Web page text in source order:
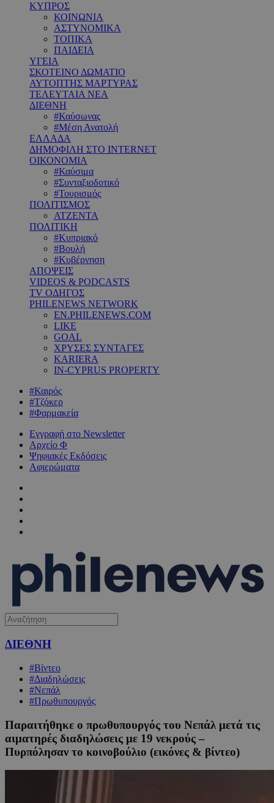
ΚΥΠΡΟΣ
ΚΟΙΝΩΝΙΑ
ΑΣΤΥΝΟΜΙΚΑ
ΤΟΠΙΚΑ
ΠΑΙΔΕΙΑ
ΥΓΕΙΑ
ΣΚΟΤΕΙΝΟ ΔΩΜΑΤΙΟ
ΑΥΤΟΠΤΗΣ ΜΑΡΤΥΡΑΣ
ΤΕΛΕΥΤΑΙΑ ΝΕΑ
ΔΙΕΘΝΗ
#Καύσωνας
#Μέση Ανατολή
ΕΛΛΑΔΑ
ΔΗΜΟΦΙΛΗ ΣΤΟ INTERNET
ΟΙΚΟΝΟΜΙΑ
#Καύσιμα
#Συνταξιοδοτικό
#Τουρισμός
ΠΟΛΙΤΙΣΜΟΣ
ΑΤΖΕΝΤΑ
ΠΟΛΙΤΙΚΗ
#Κυπριακό
#Βουλή
#Κυβέρνηση
ΑΠΟΨΕΙΣ
VIDEOS & PODCASTS
TV ΟΔΗΓΟΣ
PHILENEWS NETWORK
EN.PHILENEWS.COM
LIKE
GOAL
ΧΡΥΣΕΣ ΣΥΝΤΑΓΕΣ
KARIERA
IN-CYPRUS PROPERTY
#Καιρός
#Τζόκερ
#Φαρμακεία
Εγγραφή στο Newsletter
Αρχείο Φ
Ψηφιακές Εκδόσεις
Αφιερώματα
ΔΙΕΘΝΗ
#Βίντεο
#Διαδηλώσεις
#Νεπάλ
#Πρωθυπουργός
Παραιτήθηκε ο πρωθυπουργός του Νεπάλ μετά τις
αιματηρές διαδηλώσεις με 19 νεκρούς –
Πυρπόλησαν το κοινοβούλιο (εικόνες & βίντεο)